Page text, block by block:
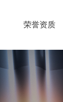
荣誉资质